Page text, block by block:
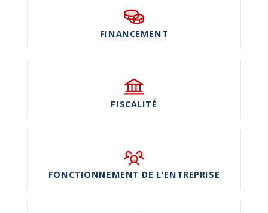
FINANCEMENT
FISCALITÉ
FONCTIONNEMENT DE L'ENTREPRISE